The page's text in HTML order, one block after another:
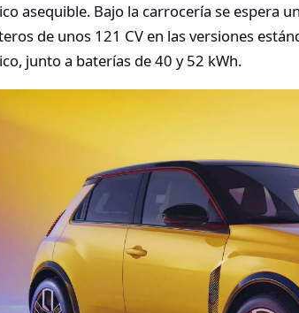
asequible. Bajo la carrocería se espera
de unos 121 CV en las versiones
junto a baterías de 40 y 52 kWh.​